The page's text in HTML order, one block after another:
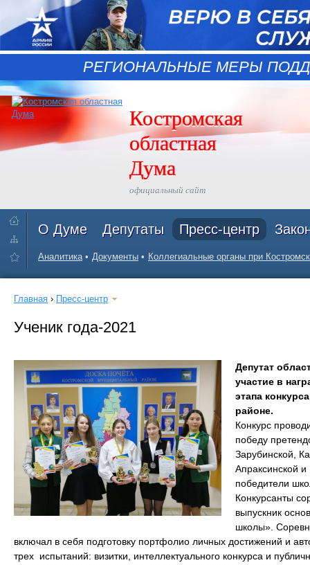
РЕГИОНАЛЬНЫЕ МЕРЫ
Костромская
областная
Дума
официальный сайт
О Думе Депутаты Пресс-центр
Аналитика Документы Коллегиальные органы при
Главная › Пресс-центр
Ученик года-2021
Депутат
участие в
этапа
районе.
Конкурс
победу
Зарубинской,
Апраксинской
победители
Конкурсанты
выпускник
школы».
включал в себя подготовку портфолио личных достижений и
трех испытаний: визитки, интеллектуального конкурса и